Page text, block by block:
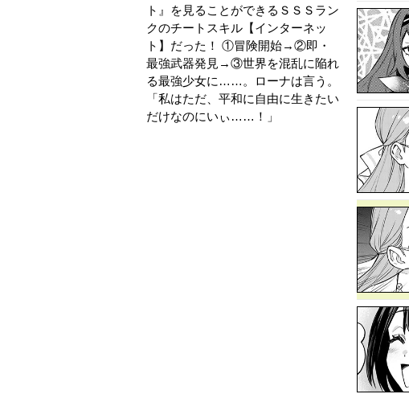
ト』を見ることができるＳＳＳラン
クのチートスキル【インターネッ
ト】だった！ ①冒険開始→②即・
最強武器発見→③世界を混乱に陥れ
る最強少女に……。ローナは言う。
「私はただ、平和に自由に生きたい
だけなのにいぃ……！」